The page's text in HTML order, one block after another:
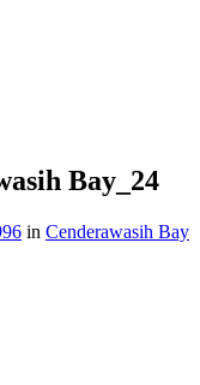
Bay_24
in Cenderawasih Bay